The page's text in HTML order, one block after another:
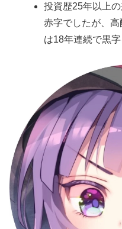
投資歴25年以上
赤字でしたが、
は18年連続で黒